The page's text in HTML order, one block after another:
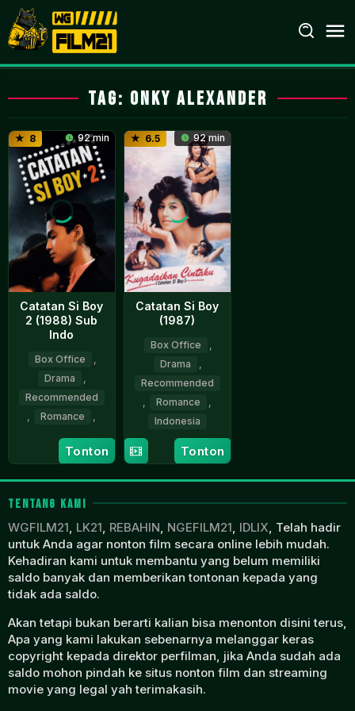
Loncat
ke
konten
Tag: onky alexander
8 92 min
Catatan Si Boy
2 (1988) Sub
Indo
Box Office
Drama
Recommended
Romance
1
Jan
1988
Nasri
Cheppy
Tonton
6.5 92 min
Catatan Si Boy
(1987)
Box Office
Drama
Recommended
Romance
Indonesia
14
Oct
1987
Nasri
Cheppy
Tonton
TENTANG KAMI
WGFILM21, LK21, REBAHIN, NGEFILM21, IDLIX, Telah hadir
untuk Anda agar nonton film secara online lebih mudah.
Kehadiran kami untuk membantu yang belum memiliki
saldo banyak dan memberikan tontonan kepada yang
tidak ada saldo.
Akan tetapi bukan berarti kalian bisa menonton disini terus,
Apa yang kami lakukan sebenarnya melanggar keras
copyright kepada direktor perfilman, jika Anda sudah ada
saldo mohon pindah ke situs nonton film dan streaming
movie yang legal yah terimakasih.